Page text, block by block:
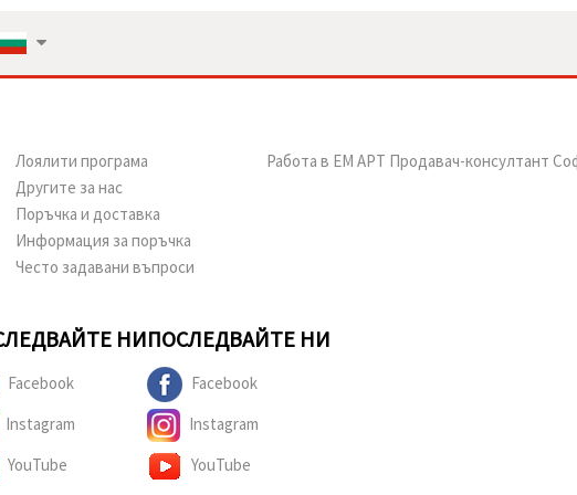
Лоялити програма
Другите за нас
Поръчка и доставка
Информация за поръчка
Често задавани въпроси
Работа в ЕМ АРТ Продавач-консултант
НИ
Facebook
Instagram
YouTube
ПОСЛЕДВАЙТЕ НИ
Facebook
Instagram
YouTube